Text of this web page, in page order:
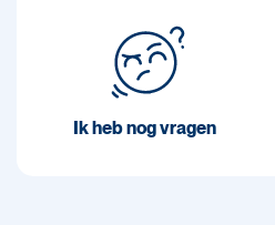
Ik heb nog vragen